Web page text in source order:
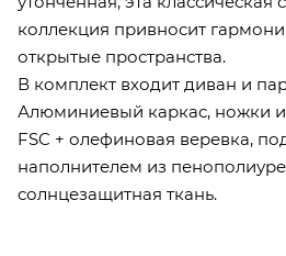
коллекция привносит
открытые пространства.
В комплект входит диван и
Алюминиевый каркас, ножки
FSC + олефиновая веревка,
наполнителем из
солнцезащитная ткань.